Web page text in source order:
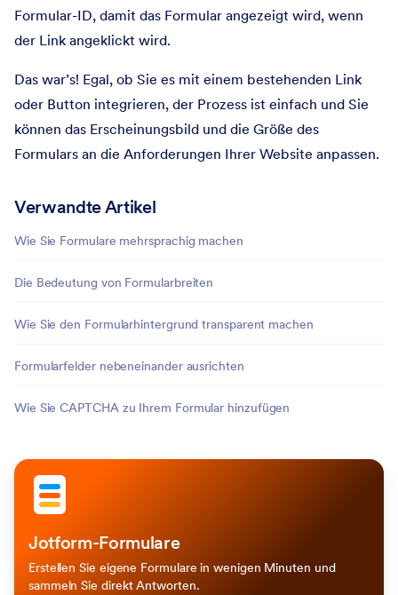
Formular-ID, damit das Formular angezeigt wird, wenn
der Link angeklickt wird.
Das war’s! Egal, ob Sie es mit einem bestehenden Link
oder Button integrieren, der Prozess ist einfach und Sie
können das Erscheinungsbild und die Größe des
Formulars an die Anforderungen Ihrer Website anpassen.
Verwandte Artikel
Wie Sie Formulare mehrsprachig machen
Die Bedeutung von Formularbreiten
Wie Sie den Formularhintergrund transparent machen
Formularfelder nebeneinander ausrichten
Wie Sie CAPTCHA zu Ihrem Formular hinzufügen
Jotform-Formulare
Erstellen Sie eigene Formulare in wenigen Minuten und
sammeln Sie direkt Antworten.